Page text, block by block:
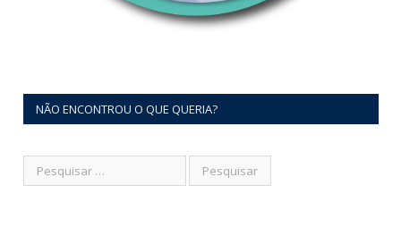
NÃO ENCONTROU O QUE QUERIA?